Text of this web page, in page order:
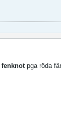
fenknot pga röda